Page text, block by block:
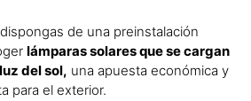
de una preinstalación
lámparas solares que se cargan
del sol, una apuesta económica y
para el exterior.